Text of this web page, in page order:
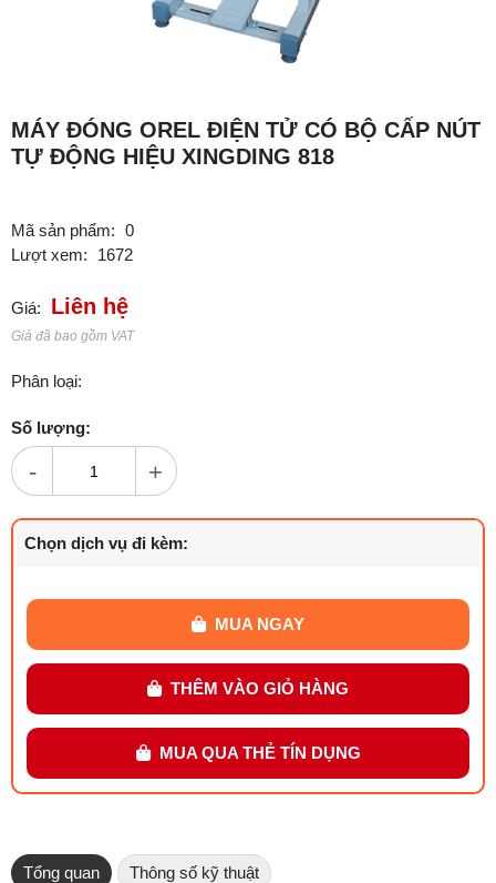
MÁY ĐÓNG OREL ĐIỆN TỬ CÓ BỘ CẤP NÚT
TỰ ĐỘNG HIỆU XINGDING 818
Mã sản phẩm: 0
Lượt xem:
1672
Giá: Liên hệ
Giá đã bao gồm VAT
Phân loại:
Số lượng:
- +
Chọn dịch vụ đi kèm:
MUA NGAY
THÊM VÀO GIỎ HÀNG
MUA QUA THẺ TÍN DỤNG
Tổng quan Thông số kỹ thuật